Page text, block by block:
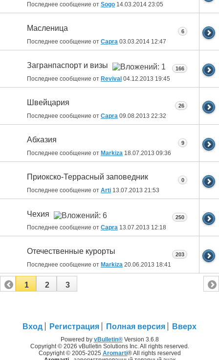
Последнее сообщение от Sogo 14.03.2014 23:05
Масленица
Последнее сообщение от Capra 03.03.2014 12:47
6
Загранпаспорт и визы
Последнее сообщение от Revival 04.12.2013 19:45
166
Швейцария
Последнее сообщение от Capra 09.08.2013 22:32
26
Абхазия
Последнее сообщение от Markiza 18.07.2013 09:36
9
Приокско-Террасный заповедник
Последнее сообщение от Arti 13.07.2013 21:53
0
Чехия
Последнее сообщение от Capra 13.07.2013 12:18
250
Отечественные курорты
Последнее сообщение от Markiza 20.06.2013 18:41
203
1 2 3
Вход Регистрация Полная версия Вверх
Powered by vBulletin®Version 3.6.8
Copyright © 2026 vBulletin Solutions Inc. All rights reserved.
Copyright © 2005-2025 Aromarti® All rights reserved